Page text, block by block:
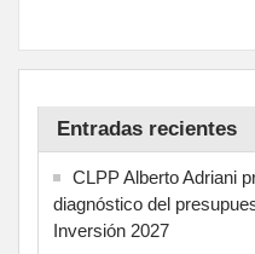
Entradas recientes
CLPP Alberto Adriani
diagnóstico del
Inversión 2027